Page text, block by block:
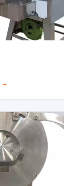
→